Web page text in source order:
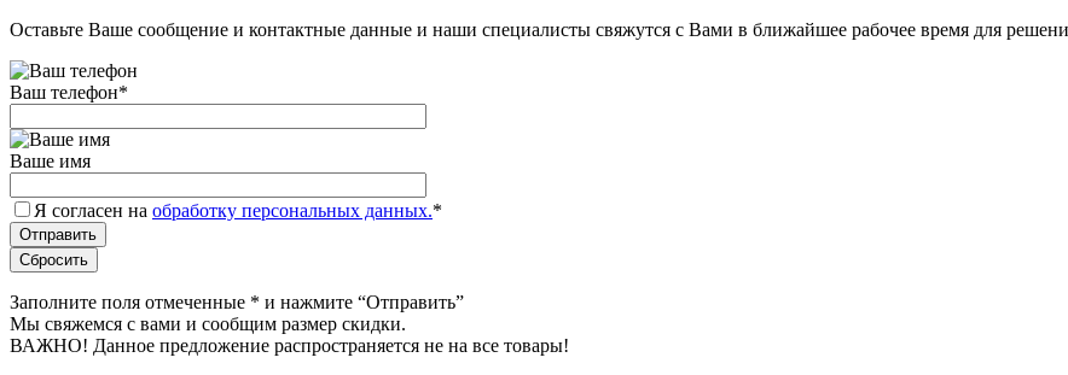
Оставьте Ваше сообщение и контактные данные и наши специалисты свяжутся с Вами в ближайшее рабочее время для
Ваш телефон*
Ваше имя
Я согласен на обработку персональных данных.*
Заполните поля отмеченные * и нажмите “Отправить”
Мы свяжемся с вами и сообщим размер скидки.
ВАЖНО! Данное предложение распространяется не на все товары!